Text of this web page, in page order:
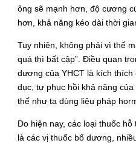
ông sẽ mạnh hơn, độ cương
hơn, khả năng kéo dài thời
Tuy nhiên, không phải vì thế
quá thì bất cập”. Điều quan
dương của YHCT là kích
dục, tự phục hồi khả năng
thế như ta dùng liệu pháp
Do hiện nay, các loại thuốc
là các vị thuốc bổ dương,